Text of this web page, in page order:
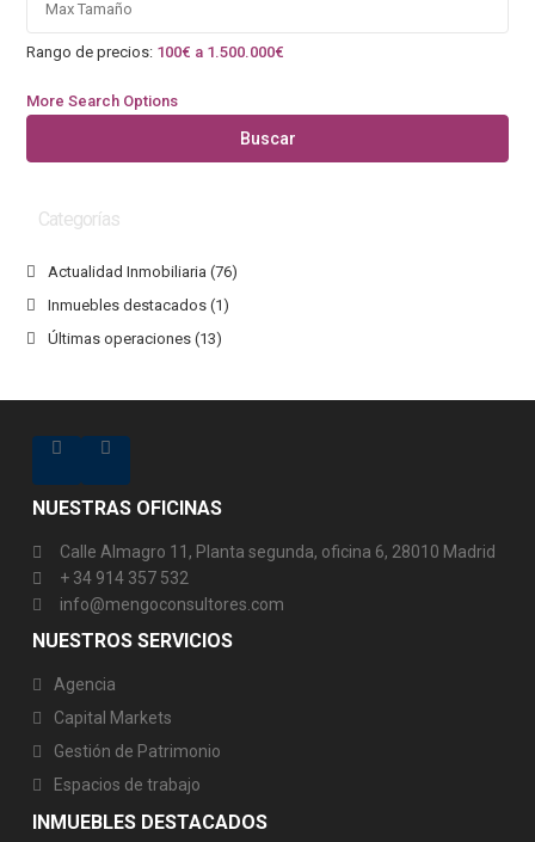
Rango de precios: 100€ a 1.500.000€
More Search Options
Buscar
Categorías
Actualidad Inmobiliaria (76)
Inmuebles destacados (1)
Últimas operaciones (13)
NUESTRAS OFICINAS
Calle Almagro 11, Planta segunda, oficina 6, 28010 Madrid
+ 34 914 357 532
info@mengoconsultores.com
NUESTROS SERVICIOS
Agencia
Capital Markets
Gestión de Patrimonio
Espacios de trabajo
INMUEBLES DESTACADOS